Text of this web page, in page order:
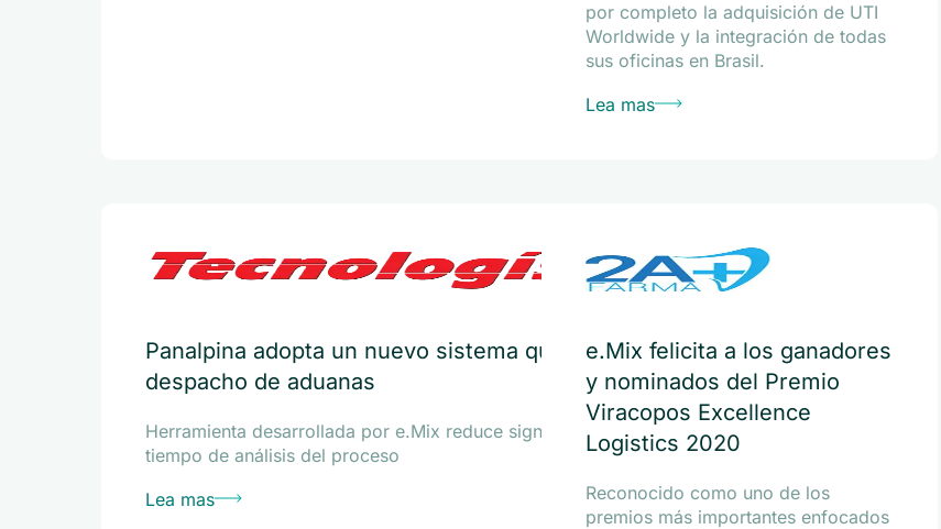
por completo la adquisición de UTI
Worldwide y la integración de todas
sus oficinas en Brasil.
Lea mas
Panalpina adopta un nuevo sistema que agiliza el
despacho de aduanas
Herramienta desarrollada por e.Mix reduce significativamente el
tiempo de análisis del proceso
Lea mas
e.Mix felicita a los ganadores
y nominados del Premio
Viracopos Excellence
Logistics 2020
Reconocido como uno de los
premios más importantes enfocados